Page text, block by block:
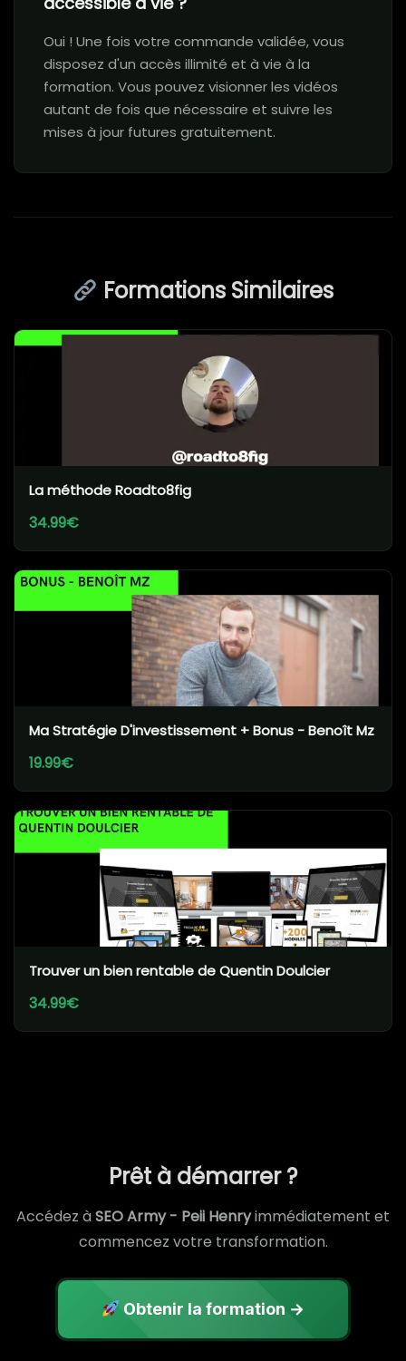
Oui ! Une fois votre commande validée, vous
disposez d'un accès illimité et à vie à la
formation. Vous pouvez visionner les vidéos
autant de fois que nécessaire et suivre les
mises à jour futures gratuitement.
Formations Similaires
La méthode Roadto8fig
34.99€
Ma Stratégie D'investissement + Bonus - Benoît Mz
19.99€
Trouver un bien rentable de Quentin Doulcier
34.99€
Prêt à démarrer ?
Accédez àSEO Army - Peii Henryimmédiatement et
commencez votre transformation.
Obtenir la formation →